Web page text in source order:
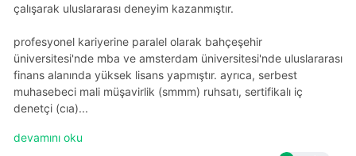
çalışarak uluslararası deneyim kazanmıştır.
profesyonel kariyerine paralel olarak bahçeşehir
üniversitesi'nde mba ve amsterdam üniversitesi'nde uluslararası
finans alanında yüksek lisans yapmıştır. ayrıca, serbest
muhasebeci mali müşavirlik (smmm) ruhsatı, sertifikalı i̇ç
denetçi (cia)...
devamını oku